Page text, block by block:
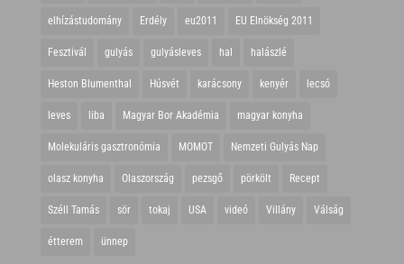
elhízástudomány Erdély eu2011 EU Elnökség 2011
Fesztivál gulyás gulyásleves hal halászlé
Heston Blumenthal Húsvét karácsony kenyér lecsó
leves liba Magyar Bor Akadémia magyar konyha
Molekuláris gasztronómia MOMOT Nemzeti Gulyás Nap
olasz konyha Olaszország pezsgő pörkölt Recept
Széll Tamás sör tokaj USA videó Villány Válság
étterem ünnep